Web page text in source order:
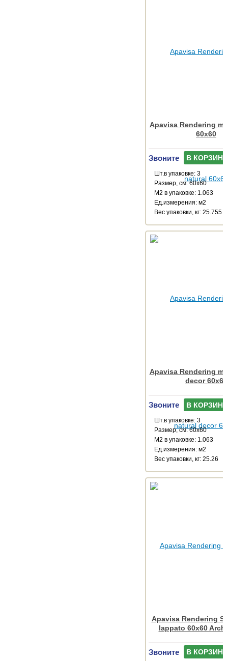
Apavisa Rendering
60x60
Звоните В КОРЗИНУ
Шт.в упаковке: 3
Размер, см: 60x60
М2 в упаковке: 1.063
Ед.измерения: м2
Веc упаковки, кг: 25.755
Apavisa Rendering
decor 60x60
Звоните В КОРЗИНУ
Шт.в упаковке: 3
Размер, см: 60x60
М2 в упаковке: 1.063
Ед.измерения: м2
Веc упаковки, кг: 25.26
Apavisa Rendering
lappato 60x60
Звоните В КОРЗИНУ